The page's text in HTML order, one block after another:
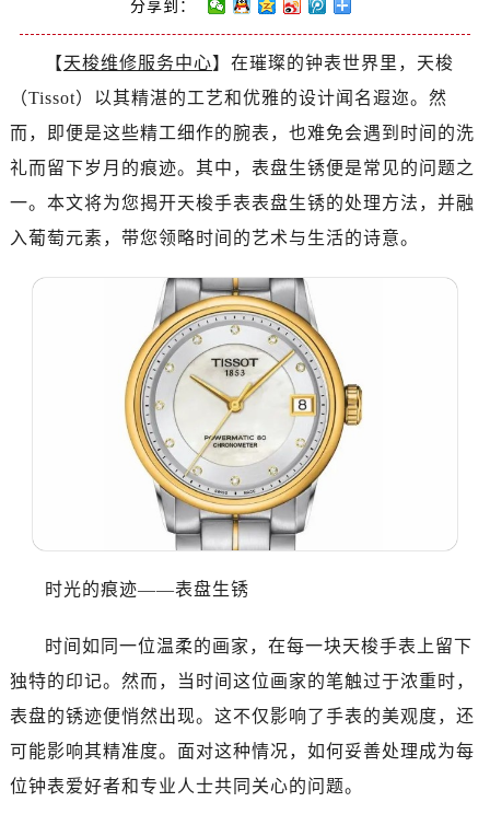
分享到：
【天梭维修服务中心】在璀璨的钟表世界里，天梭
（Tissot）以其精湛的工艺和优雅的设计闻名遐迩。然
而，即便是这些精工细作的腕表，也难免会遇到时间的洗
礼而留下岁月的痕迹。其中，表盘生锈便是常见的问题之
一。本文将为您揭开天梭手表表盘生锈的处理方法，并融
入葡萄元素，带您领略时间的艺术与生活的诗意。
时光的痕迹——表盘生锈
时间如同一位温柔的画家，在每一块天梭手表上留下
独特的印记。然而，当时间这位画家的笔触过于浓重时，
表盘的锈迹便悄然出现。这不仅影响了手表的美观度，还
可能影响其精准度。面对这种情况，如何妥善处理成为每
位钟表爱好者和专业人士共同关心的问题。